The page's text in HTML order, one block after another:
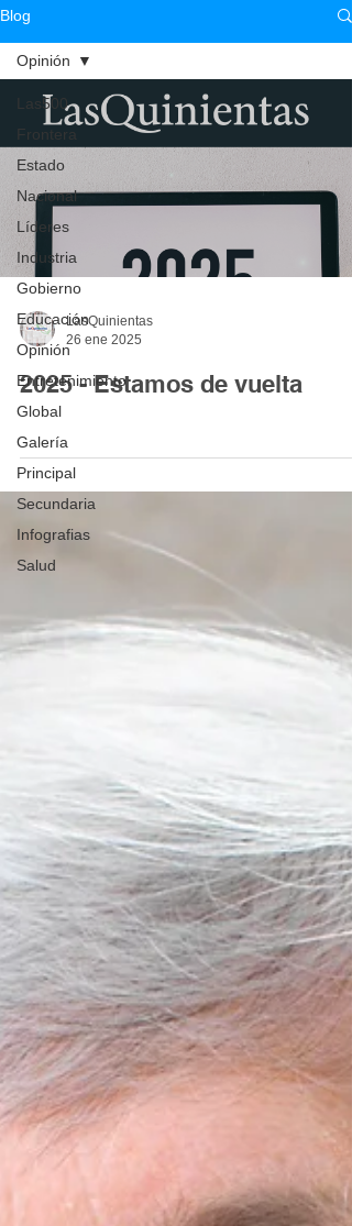
Blog
Las500
Frontera
Estado
Nacional
Líderes
Industria
Gobierno
Educación
Opinión
Entretenimiento
Global
Galería
Principal
Secundaria
Infografias
Salud
Opinión
LasQuinientas
26 ene 2025
2025 - Estamos de vuelta